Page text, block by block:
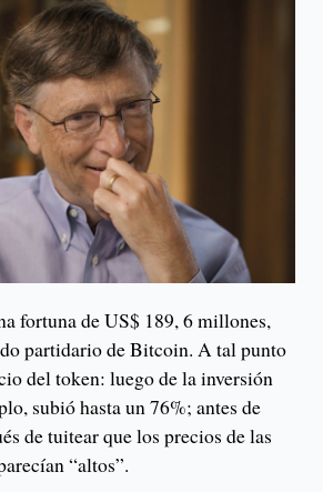
fortuna de US$ 189, 6 millones,
partidario de Bitcoin. A tal punto
del token: luego de la inversión
subió hasta un 76%; antes de
de tuitear que los precios de las
“altos”.